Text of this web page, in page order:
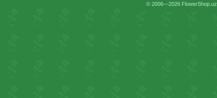
© 2006—2026 FlowerShop.uz